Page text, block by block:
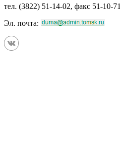
тел. (3822) 51-14-02, факс 51-10-71
Эл. почта: